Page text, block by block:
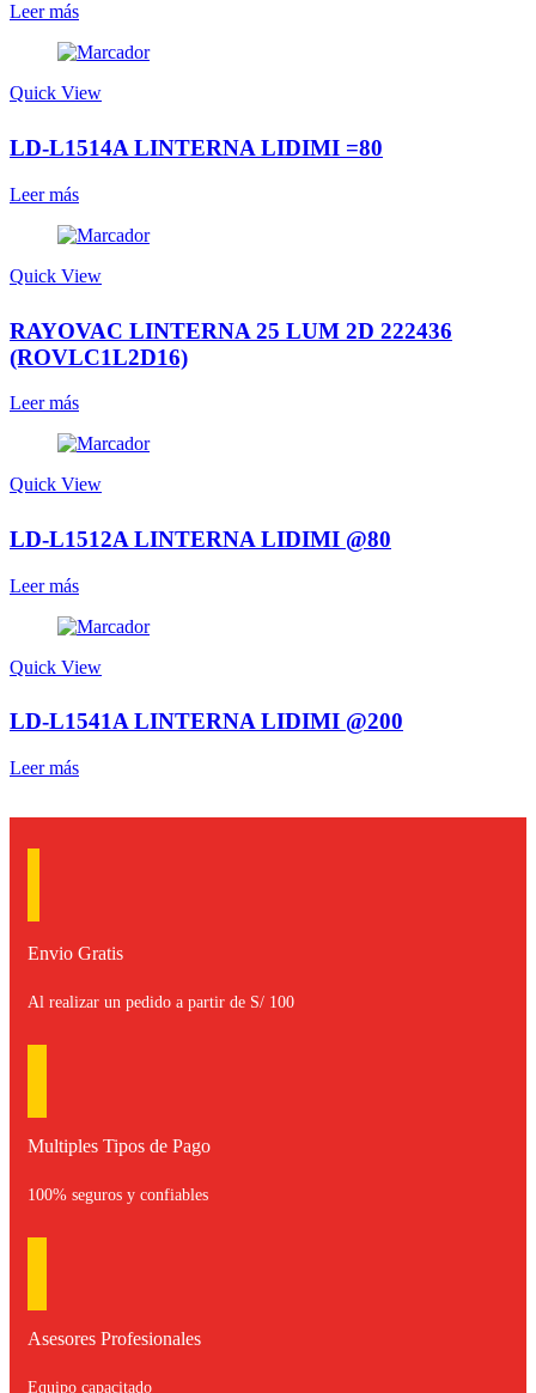
Leer más
Quick View
LD-L1514A LINTERNA LIDIMI =80
Leer más
Quick View
RAYOVAC LINTERNA 25 LUM 2D 222436
(ROVLC1L2D16)
Leer más
Quick View
LD-L1512A LINTERNA LIDIMI @80
Leer más
Quick View
LD-L1541A LINTERNA LIDIMI @200
Leer más
Envio Gratis
Al realizar un pedido a partir de S/ 100
Multiples Tipos de Pago
100% seguros y confiables
Asesores Profesionales
Equipo capacitado